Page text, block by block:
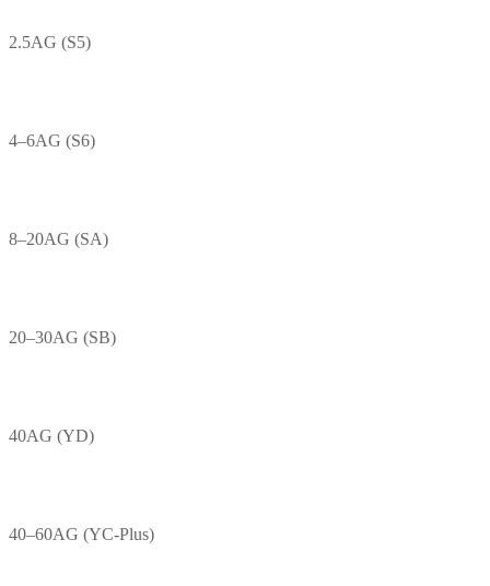
2.5AG (S5)
4–6AG (S6)
8–20AG (SA)
20–30AG (SB)
40AG (YD)
40–60AG (YC-Plus)